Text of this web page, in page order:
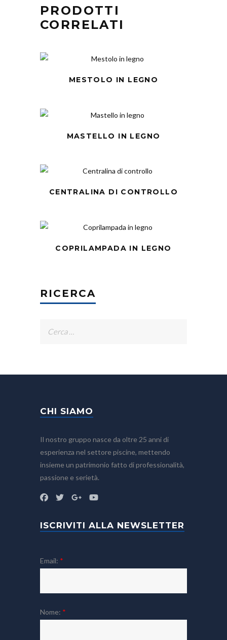
PRODOTTI
CORRELATI
MESTOLO IN LEGNO
MASTELLO IN LEGNO
CENTRALINA DI CONTROLLO
COPRILAMPADA IN LEGNO
RICERCA
CHI SIAMO
Il nostro gruppo nasce da oltre 25 anni di
esperienza nel settore piscine, mettendo
insieme un patrimonio fatto di professionalità,
passione e serietà.
ISCRIVITI ALLA NEWSLETTER
Email: *
Nome: *